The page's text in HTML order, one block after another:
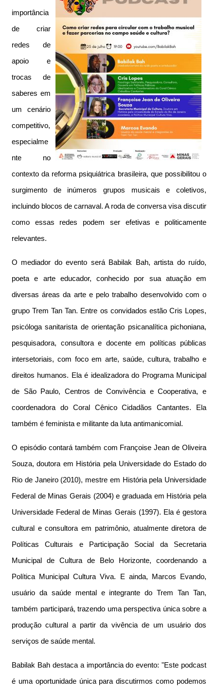
importância
de criar
redes de
apoio e
trocas de
saberes em
um cenário
competitivo,
especialme
nte no
contexto da reforma psiquiátrica brasileira, que possibilitou o
surgimento de inúmeros grupos musicais e coletivos,
incluindo blocos de carnaval. A roda de conversa visa discutir
como essas redes podem ser efetivas e politicamente
relevantes.
O mediador do evento será Babilak Bah, artista do ruído,
poeta e arte educador, conhecido por sua atuação em
diversas áreas da arte e pelo trabalho desenvolvido com o
grupo Trem Tan Tan. Entre os convidados estão Cris Lopes,
psicóloga sanitarista de orientação psicanalítica pichoniana,
pesquisadora, consultora e docente em políticas públicas
intersetoriais, com foco em arte, saúde, cultura, trabalho e
direitos humanos. Ela é idealizadora do Programa Municipal
de São Paulo, Centros de Convivência e Cooperativa, e
coordenadora do Coral Cênico Cidadãos Cantantes. Ela
também é feminista e militante da luta antimanicomial.
O episódio contará também com Françoise Jean de Oliveira
Souza, doutora em História pela Universidade do Estado do
Rio de Janeiro (2010), mestre em História pela Universidade
Federal de Minas Gerais (2004) e graduada em História pela
Universidade Federal de Minas Gerais (1997). Ela é gestora
cultural e consultora em patrimônio, atualmente diretora de
Políticas Culturais e Participação Social da Secretaria
Municipal de Cultura de Belo Horizonte, coordenando a
Política Municipal Cultura Viva. E ainda, Marcos Evando,
usuário da saúde mental e integrante do Trem Tan Tan,
também participará, trazendo uma perspectiva única sobre a
produção cultural a partir da vivência de um usuário dos
serviços de saúde mental.
Babilak Bah destaca a importância do evento: "Este podcast
é uma oportunidade única para discutirmos como podemos